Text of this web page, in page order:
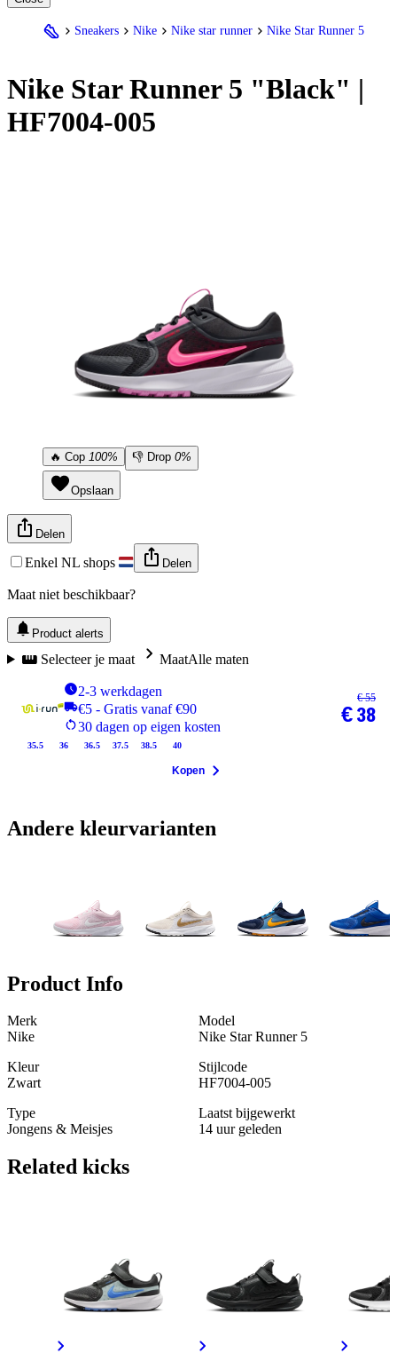
Sneakers Nike Nike star runner Nike Star Runner 5
Nike Star Runner 5 "Black" |
HF7004-005
🔥 Cop 100% 👎 Drop 0%
Opslaan
Delen
Enkel NL shops Delen
Maat niet beschikbaar?
Product alerts
Selecteer je maat MaatAlle maten
2-3 werkdagen
€5 - Gratis vanaf €90
30 dagen op eigen kosten
35.5 36 36.5 37.5 38.5 40
€ 55
€ 38
Kopen
Andere kleurvarianten
Product Info
Merk
Nike
Model
Nike Star Runner 5
Kleur
Zwart
Stijlcode
HF7004-005
Type
Jongens & Meisjes
Laatst bijgewerkt
14 uur geleden
Related kicks